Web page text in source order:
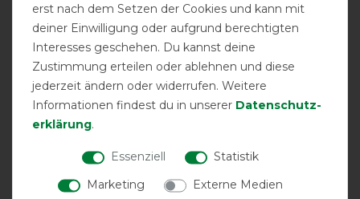
erst nach dem Setzen der Cookies und kann mit
deiner Einwilligung oder aufgrund berechtigten
Interesses geschehen. Du kannst deine
Zustimmung erteilen oder ablehnen und diese
jederzeit ändern oder widerrufen. Weitere
Informationen findest du in unserer Daten­schutz­
erklärung.
Essenziell
Statistik
Marketing
Externe Medien